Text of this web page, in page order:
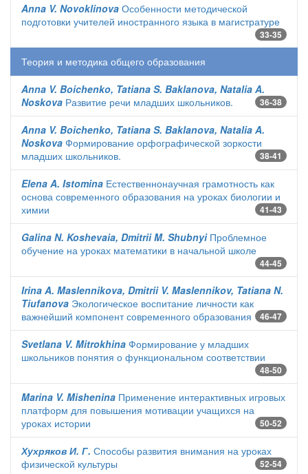
Anna V. Novoklinova Особенности методической
подготовки учителей иностранного языка в магистратуре
33-35
Теория и методика общего образования
Anna V. Boichenko, Tatiana S. Baklanova, Natalia A.
Noskova Развитие речи младших школьников. 36-38
Anna V. Boichenko, Tatiana S. Baklanova, Natalia A.
Noskova Формирование орфографической зоркости
младших школьников.
38-41
Elena A. Istomina Естественнонаучная грамотность как
основа современного образования на уроках биологии и
химии
41-43
Galina N. Koshevaia, Dmitrii M. ShubnyiПроблемное
обучение на уроках математики в начальной школе
44-45
Irina A. Maslennikova, Dmitrii V. Maslennikov, Tatiana N.
Tiufanova Экологическое воспитание личности как
важнейший компонент современного образования
46-47
Svetlana V. Mitrokhina Формирование у младших
школьников понятия о функциональном соответствии
48-50
Marina V. Mishenina Применение интерактивных игровых
платформ для повышения мотивации учащихся на
уроках истории
50-52
Хухряков И. Г. Способы развития внимания на уроках
физической культуры
52-54